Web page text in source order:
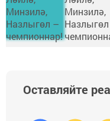
Оставляйте